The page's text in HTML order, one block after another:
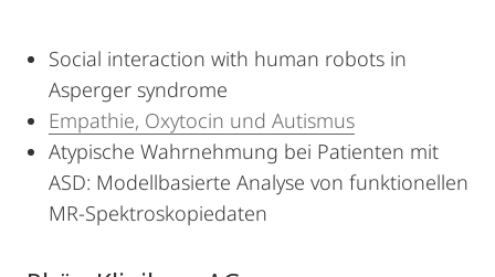
Social interaction with human robots in
Asperger syndrome
Empathie, Oxytocin und Autismus
Atypische Wahrnehmung bei Patienten mit
ASD: Modellbasierte Analyse von funktionellen
MR-Spektroskopiedaten